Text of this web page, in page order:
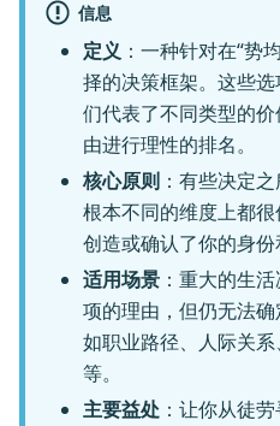
信息
定义 ：一种针对在“势
择的决策框架。这些
们代表了不同类型的
由进行理性的排名。
核心原则 ：有些决定
根本不同的维度上都
创造或确认了你的身份
适用场景 ：重大的生
项的理由，但仍无法
如职业路径、人际关
等。
主要益处 ：让你从徒